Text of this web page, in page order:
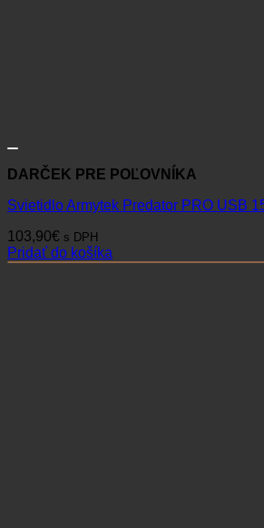
DARČEK PRE POĽOVNÍKA
Svietidlo Armytek Predator PRO USB
103,90€ s DPH
Pridať do košíka